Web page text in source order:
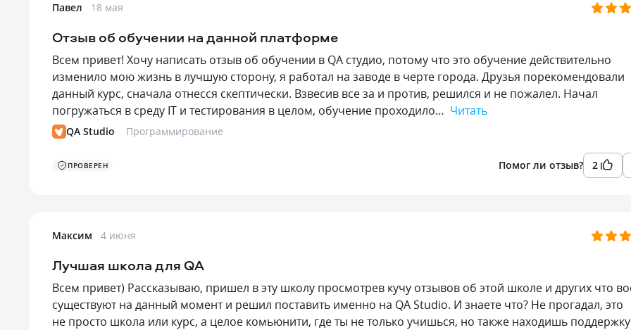
Павел 18 мая
Отзыв об обучении на данной платформе
Всем привет! Хочу написать отзыв об обучении в QA студио, потому что это обучение действительно
изменило мою жизнь в лучшую сторону, я работал на заводе в черте города. Друзья порекомендовали
данный курс, сначала отнесся скептически. Взвесив все за и против, решился и не пожалел. Начал
погружаться в среду IT и тестирования в целом, обучение проходило… Читать
QA Studio Программирование
ПРОВЕРЕН Помог ли отзыв? 2
Максим 4 июня
Лучшая школа для QA
Всем привет) Рассказываю, пришел в эту школу просмотрев кучу отзывов об этой школе и других что
существуют на данный момент и решил поставить именно на QA Studio. И знаете что? Не прогадал, это
не просто школа или курс, а целое комьюнити, где ты не только учишься, но также находишь поддержку